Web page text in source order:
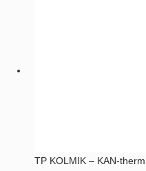
TP KOLMIK – KAN-therm